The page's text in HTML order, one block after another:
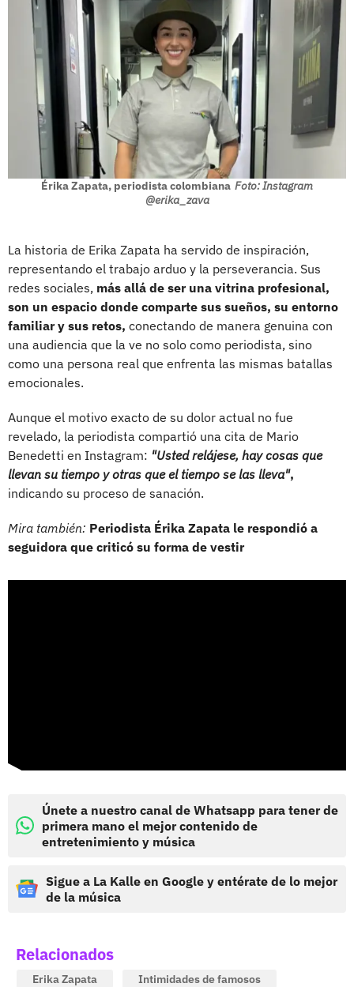
Érika Zapata, periodista colombiana Foto: Instagram
@erika_zava
La historia de Erika Zapata ha servido de inspiración,
representando el trabajo arduo y la perseverancia. Sus
redes sociales, más allá de ser una vitrina profesional,
son un espacio donde comparte sus sueños, su entorno
familiar y sus retos, conectando de manera genuina con
una audiencia que la ve no solo como periodista, sino
como una persona real que enfrenta las mismas batallas
emocionales.
Aunque el motivo exacto de su dolor actual no fue
revelado, la periodista compartió una cita de Mario
Benedetti en Instagram: "Usted relájese, hay cosas que
llevan su tiempo y otras que el tiempo se las lleva",
indicando su proceso de sanación.
Mira también: Periodista Érika Zapata le respondió a
seguidora que criticó su forma de vestir
Únete a nuestro canal de Whatsapp para tener de
primera mano el mejor contenido de
entretenimiento y música
Sigue a La Kalle en Google y entérate de lo mejor
de la música
Relacionados
Erika Zapata Intimidades de famosos